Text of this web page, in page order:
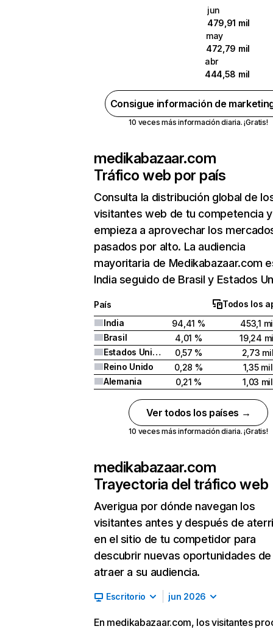
jun
479,91 mil
may
472,79 mil
abr
444,58 mil
Consigue información de
10 veces más información diaria. ¡Gratis!
medikabazaar.com
Tráfico web por país
Consulta la distribución global de
visitantes web de tu competencia y
empieza a aprovechar los
pasados por alto. La audiencia
mayoritaria de Medikabazaar.com
India seguido de Brasil y Estados
País
Todos los
India
94,41 %
453,1
Brasil
4,01 %
19,24
Estados Unidos
0,57 %
2,73
Reino Unido
0,28 %
1,35 mil
Alemania
0,21 % 1,03 mil
Ver todos los países →
10 veces más información diaria. ¡Gratis!
medikabazaar.com
Trayectoria del tráfico web
Averigua por dónde navegan los
visitantes antes y después de
en el sitio de tu competidor para
descubrir nuevas oportunidades de
atraer a su audiencia.
Escritorio jun 2026
En medikabazaar.com, los visitantes